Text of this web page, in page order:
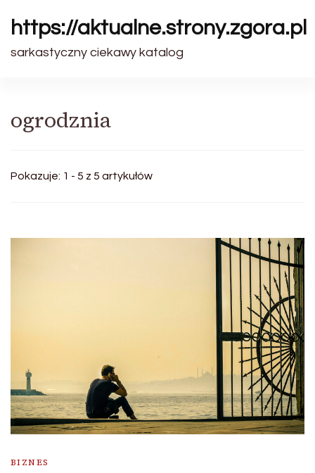
https://aktualne.strony.zgora.pl
sarkastyczny ciekawy katalog
ogrodznia
Pokazuje: 1 - 5 z 5 artykułów
BIZNES